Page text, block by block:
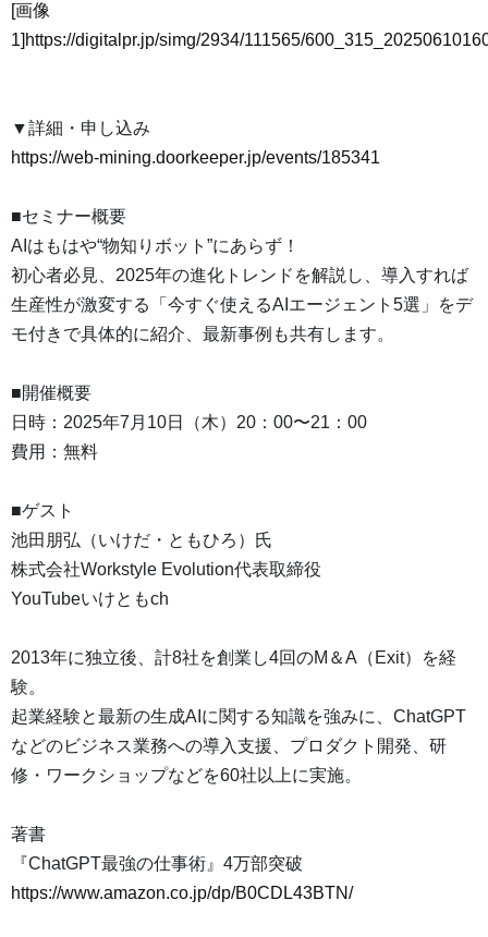
[画像
1]https://digitalpr.jp/simg/2934/111565/
▼詳細・申し込み
https://web-mining.doorkeeper.jp/events/185341
■セミナー概要
AIはもはや“物知りボット”にあらず！
初心者必見、2025年の進化トレンドを解説し、導入すれば
生産性が激変する「今すぐ使えるAIエージェント5選」をデ
モ付きで具体的に紹介、最新事例も共有します。
■開催概要
日時：2025年7月10日（木）20：00〜21：00
費用：無料
■ゲスト
池田朋弘（いけだ・ともひろ）氏
株式会社Workstyle Evolution代表取締役
YouTubeいけともch
2013年に独立後、計8社を創業し4回のM＆A（Exit）を経
験。
起業経験と最新の生成AIに関する知識を強みに、ChatGPT
などのビジネス業務への導入支援、プロダクト開発、研
修・ワークショップなどを60社以上に実施。
著書
『ChatGPT最強の仕事術』4万部突破
https://www.amazon.co.jp/dp/B0CDL43BTN/